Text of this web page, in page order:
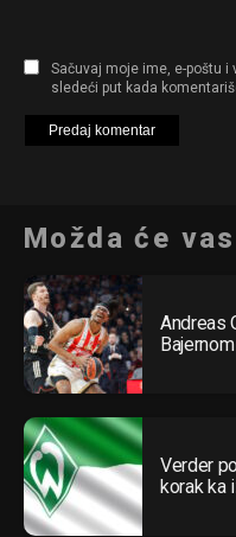
Sačuvaj moje ime, e-poštu i
sledeći put kada
Možda će
Andreas
Verder
korak ka